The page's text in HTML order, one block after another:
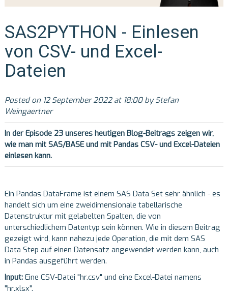
SAS2PYTHON - Einlesen
von CSV- und Excel-
Dateien
Posted on 12 September 2022 at 18:00 by Stefan
Weingaertner
In der Episode 23 unseres heutigen Blog-Beitrags zeigen wir,
wie man mit SAS/BASE und mit PandasCSV- und Excel-Dateien
einlesen kann.
Ein Pandas DataFrame ist einem SAS Data Set sehr ähnlich - es
handelt sich um eine zweidimensionale tabellarische
Datenstruktur mit gelabelten Spalten, die von
unterschiedlichem Datentyp sein können. Wie in diesem Beitrag
gezeigt wird, kann nahezu jede Operation, die mit dem SAS
Data Step auf einen Datensatz angewendet werden kann, auch
in Pandas ausgeführt werden.
Input: Eine CSV-Datei "hr.csv" und eine Excel-Datei namens
"hr.xlsx".